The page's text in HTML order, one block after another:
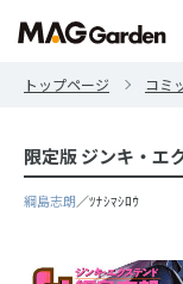
トップページ コミ
限定版 ジンキ・エ
綱島志朗／ﾂﾅｼﾏｼﾛｳ